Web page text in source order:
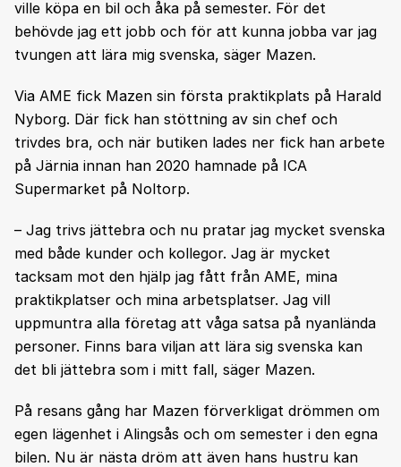
ville köpa en bil och åka på semester. För det
behövde jag ett jobb och för att kunna jobba var jag
tvungen att lära mig svenska, säger Mazen.
Via AME fick Mazen sin första praktikplats på Harald
Nyborg. Där fick han stöttning av sin chef och
trivdes bra, och när butiken lades ner fick han arbete
på Järnia innan han 2020 hamnade på ICA
Supermarket på Noltorp.
– Jag trivs jättebra och nu pratar jag mycket svenska
med både kunder och kollegor. Jag är mycket
tacksam mot den hjälp jag fått från AME, mina
praktikplatser och mina arbetsplatser. Jag vill
uppmuntra alla företag att våga satsa på nyanlända
personer. Finns bara viljan att lära sig svenska kan
det bli jättebra som i mitt fall, säger Mazen.
På resans gång har Mazen förverkligat drömmen om
egen lägenhet i Alingsås och om semester i den egna
bilen. Nu är nästa dröm att även hans hustru kan